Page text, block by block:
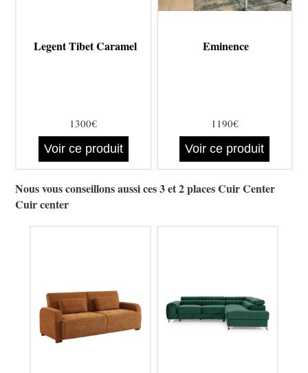
Legent Tibet Caramel
1300€
Voir ce produit
Eminence
1190€
Voir ce produit
Nous vous conseillons aussi ces 3 et 2 places Cuir Center
Cuir center